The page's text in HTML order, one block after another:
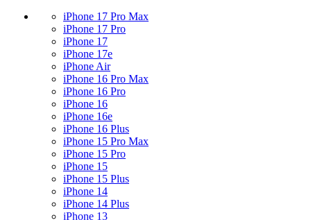
iPhone 17 Pro Max
iPhone 17 Pro
iPhone 17
iPhone 17e
iPhone Air
iPhone 16 Pro Max
iPhone 16 Pro
iPhone 16
iPhone 16e
iPhone 16 Plus
iPhone 15 Pro Max
iPhone 15 Pro
iPhone 15
iPhone 15 Plus
iPhone 14
iPhone 14 Plus
iPhone 13